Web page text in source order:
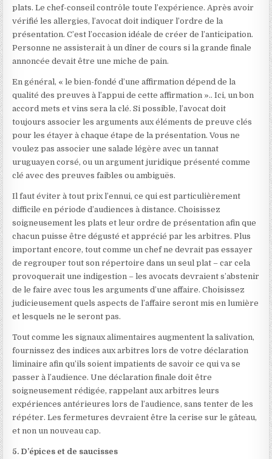
plats. Le chef-conseil contrôle toute l’expérience. Après avoir
vérifié les allergies, l’avocat doit indiquer l’ordre de la
présentation. C’est l’occasion idéale de créer de l’anticipation.
Personne ne assisterait à un dîner de cours si la grande finale
annoncée devait être une miche de pain.
En général, « le bien-fondé d’une affirmation dépend de la
qualité des preuves à l’appui de cette affirmation ».. Ici, un bon
accord mets et vins sera la clé. Si possible, l’avocat doit
toujours associer les arguments aux éléments de preuve clés
pour les étayer à chaque étape de la présentation. Vous ne
voulez pas associer une salade légère avec un tannat
uruguayen corsé, ou un argument juridique présenté comme
clé avec des preuves faibles ou ambiguës.
Il faut éviter à tout prix l’ennui, ce qui est particulièrement
difficile en période d’audiences à distance. Choisissez
soigneusement les plats et leur ordre de présentation afin que
chacun puisse être dégusté et apprécié par les arbitres. Plus
important encore, tout comme un chef ne devrait pas essayer
de regrouper tout son répertoire dans un seul plat – car cela
provoquerait une indigestion – les avocats devraient s’abstenir
de le faire avec tous les arguments d’une affaire. Choisissez
judicieusement quels aspects de l’affaire seront mis en lumière
et lesquels ne le seront pas.
Tout comme les signaux alimentaires augmentent la salivation,
fournissez des indices aux arbitres lors de votre déclaration
liminaire afin qu’ils soient impatients de savoir ce qui va se
passer à l’audience. Une déclaration finale doit être
soigneusement rédigée, rappelant aux arbitres leurs
expériences antérieures lors de l’audience, sans tenter de les
répéter. Les fermetures devraient être la cerise sur le gâteau,
et non un nouveau cap.
5. D’épices et de saucisses